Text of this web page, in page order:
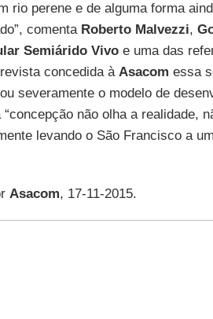
rio perene e de alguma forma
comenta Roberto Malvezzi,
Semiárido Vivoe uma das
concedida à Asacom essa
severamente o modelo de
não olha a realidade,
levando o São Francisco a
Asacom, 17-11-2015.